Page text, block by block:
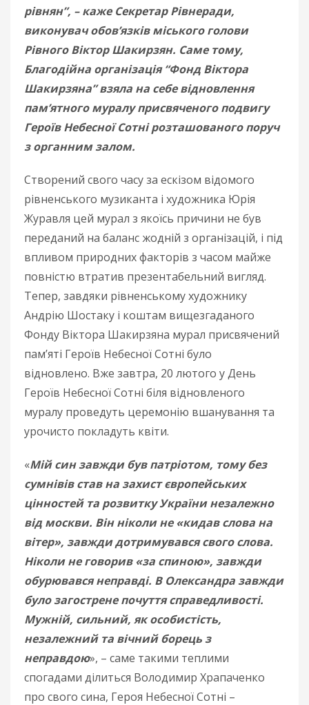
рівнян”, – каже Секретар Рівнеради,
виконувач обов’язків міського голови
Рівного Віктор Шакирзян. Саме тому,
Благодійна організація “Фонд Віктора
Шакирзяна” взяла на себе відновлення
пам’ятного муралу присвяченого подвигу
Героїв Небесної Сотні розташованого поруч
з органним залом.
Створений свого часу за ескізом відомого
рівненського музиканта і художника Юрія
Журавля цей мурал з якоїсь причини не був
переданий на баланс жодній з організацій, і під
впливом природних факторів з часом майже
повністю втратив презентабельний вигляд.
Тепер, завдяки рівненському художнику
Андрію Шостаку і коштам вищезгаданого
Фонду Віктора Шакирзяна мурал присвячений
пам’яті Героїв Небесної Сотні було
відновлено. Вже завтра, 20 лютого у День
Героїв Небесної Сотні біля відновленого
муралу проведуть церемонію вшанування та
урочисто покладуть квіти.
«Мій син завжди був патріотом, тому без
сумнівів став на захист європейських
цінностей та розвитку України незалежно
від москви. Він ніколи не «кидав слова на
вітер», завжди дотримувався свого слова.
Ніколи не говорив «за спиною», завжди
обурювався неправді. В Олександра завжди
було загострене почуття справедливості.
Мужній, сильний, як особистість,
незалежний та вічний борець з
неправдою», – саме такими теплими
спогадами ділиться Володимир Храпаченко
про свого сина, Героя Небесної Сотні –